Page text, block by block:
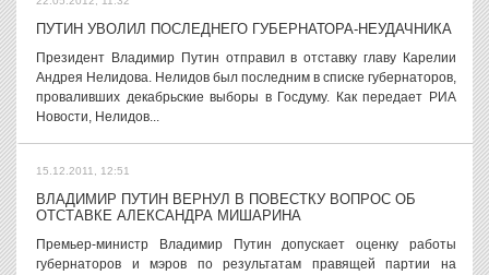
ПУТИН УВОЛИЛ ПОСЛЕДНЕГО ГУБЕРНАТОРА-НЕУДАЧНИКА
Президент Владимир Путин отправил в отставку главу Карелии
Андрея Нелидова. Нелидов был последним в списке губернаторов,
проваливших декабрьские выборы в Госдуму. Как передает РИА
Новости, Нелидов...
15.12.2011, 12:51
ВЛАДИМИР ПУТИН ВЕРНУЛ В ПОВЕСТКУ ВОПРОС ОБ
ОТСТАВКЕ АЛЕКСАНДРА МИШАРИНА
Премьер-министр Владимир Путин допускает оценку работы
губернаторов и мэров по результатам правящей партии на